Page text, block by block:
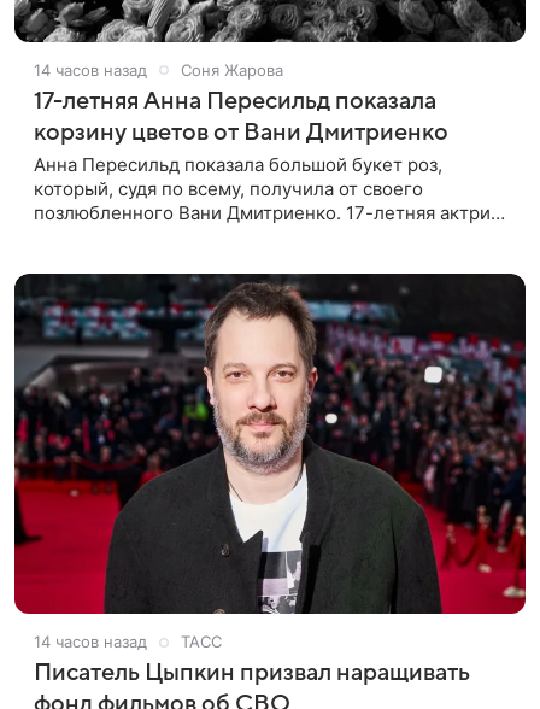
14 часов назад Соня Жарова
17-летняя Анна Пересильд показала
корзину цветов от Вани Дмитриенко
Анна Пересильд показала большой букет роз,
который, судя по всему, получилa от своего
позлюбленного Вани Дмитриенко. 17-летняя актриса
14 часов назад ТАСС
Писатель Цыпкин призвал наращивать